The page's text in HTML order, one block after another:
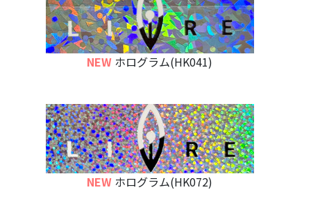
NEW ホログラム(HK041)
NEW ホログラム(HK072)